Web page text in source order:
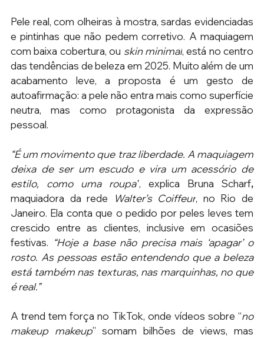
Pele real, com olheiras à mostra, sardas evidenciadas
e pintinhas que não pedem corretivo. A maquiagem
com baixa cobertura, ou skin minimal, está no centro
das tendências de beleza em 2025. Muito além de um
acabamento leve, a proposta é um gesto de
autoafirmação: a pele não entra mais como superfície
neutra, mas como protagonista da expressão
pessoal.
“É um movimento que traz liberdade. A maquiagem
deixa de ser um escudo e vira um acessório de
estilo, como uma roupa”, explica Bruna Scharf,
maquiadora da rede
Walter’s Coiffeur, no Rio de
Janeiro. Ela conta que o pedido por peles leves tem
crescido entre as clientes, inclusive em ocasiões
festivas. “Hoje a base não precisa mais ‘apagar’ o
rosto. As pessoas estão entendendo que a beleza
está também nas texturas, nas marquinhas, no que
é real.”
A trend tem força no TikTok, onde vídeos sobre “no
makeup makeup” somam bilhões de views, mas